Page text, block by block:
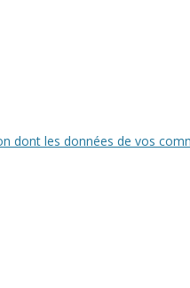
dont les données de vos